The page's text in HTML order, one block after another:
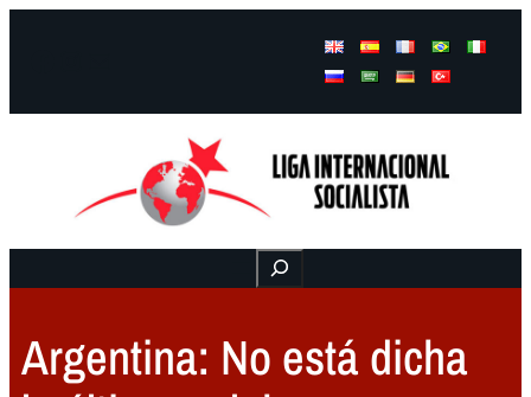
Buscar
Argentina: No está dicha